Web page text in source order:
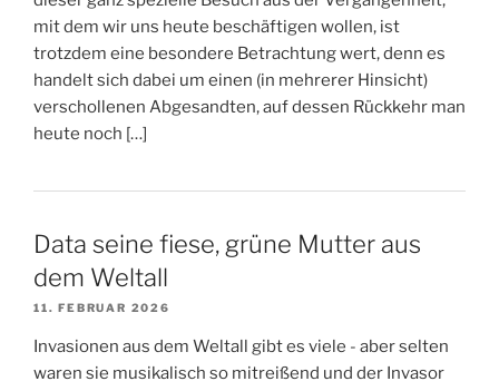
mit dem wir uns heute beschäftigen wollen, ist
trotzdem eine besondere Betrachtung wert, denn es
handelt sich dabei um einen (in mehrerer Hinsicht)
verschollenen Abgesandten, auf dessen Rückkehr man
heute noch […]
Data seine fiese, grüne Mutter aus
dem Weltall
11. FEBRUAR 2026
Invasionen aus dem Weltall gibt es viele - aber selten
waren sie musikalisch so mitreißend und der Invasor